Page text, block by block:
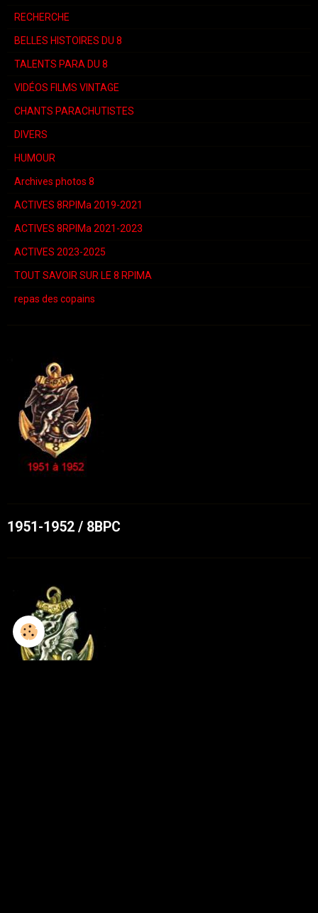
RECHERCHE
BELLES HISTOIRES DU 8
TALENTS PARA DU 8
VIDÉOS FILMS VINTAGE
CHANTS PARACHUTISTES
DIVERS
HUMOUR
Archives photos 8
ACTIVES 8RPIMa 2019-2021
ACTIVES 8RPIMa 2021-2023
ACTIVES 2023-2025
TOUT SAVOIR SUR LE 8 RPIMA
repas des copains
1951-1952 / 8BPC